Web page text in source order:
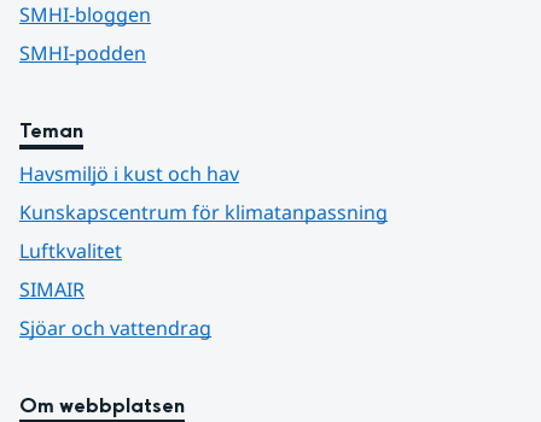
SMHI-bloggen
SMHI-podden
Teman
Havsmiljö i kust och hav
Kunskapscentrum för klimatanpassning
Luftkvalitet
SIMAIR
Sjöar och vattendrag
Om webbplatsen